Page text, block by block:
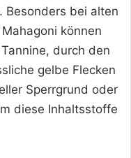
Besonders bei alten
können
durch den
gelbe Flecken
Sperrgrund oder
diese Inhaltsstoffe